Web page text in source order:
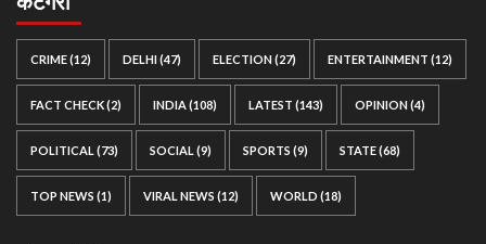
CRIME(12) DELHI(47) ELECTION(27) ENTERTAINMENT (12)
FACT CHECK(2) INDIA(108) LATEST (143) OPINION(4)
POLITICAL (73) SOCIAL (9) SPORTS (9) STATE(68)
TOP NEWS (1) VIRAL NEWS (12) WORLD (18)